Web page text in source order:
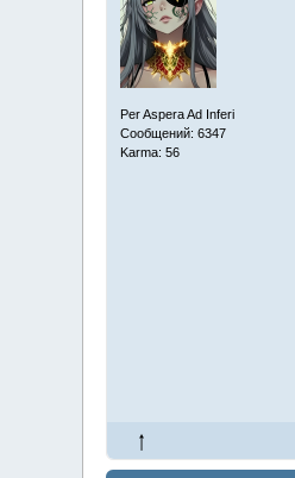
Per Aspera Ad Inferi
Сообщений: 6347
Karma: 56